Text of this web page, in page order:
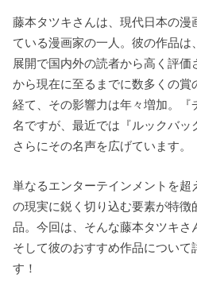
藤本タツキさんは、現代日本の
ている漫画家の一人。彼の作品は
展開で国内外の読者から高く評価
から現在に至るまでに数多くの賞
経て、その影響力は年々増加。
名ですが、最近では『ルックバッ
さらにその名声を広げています。
単なるエンターテインメントを超
の現実に鋭く切り込む要素が特徴
品。今回は、そんな藤本タツキさ
そして彼のおすすめ作品について
す！